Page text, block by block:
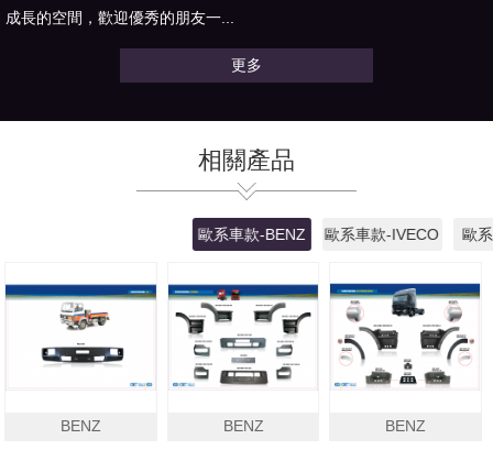
成長的空間，歡迎優秀的朋友一...
更多
相關產品
歐系車款-BENZ 歐系車款-IVECO 歐
BENZ BENZ BENZ